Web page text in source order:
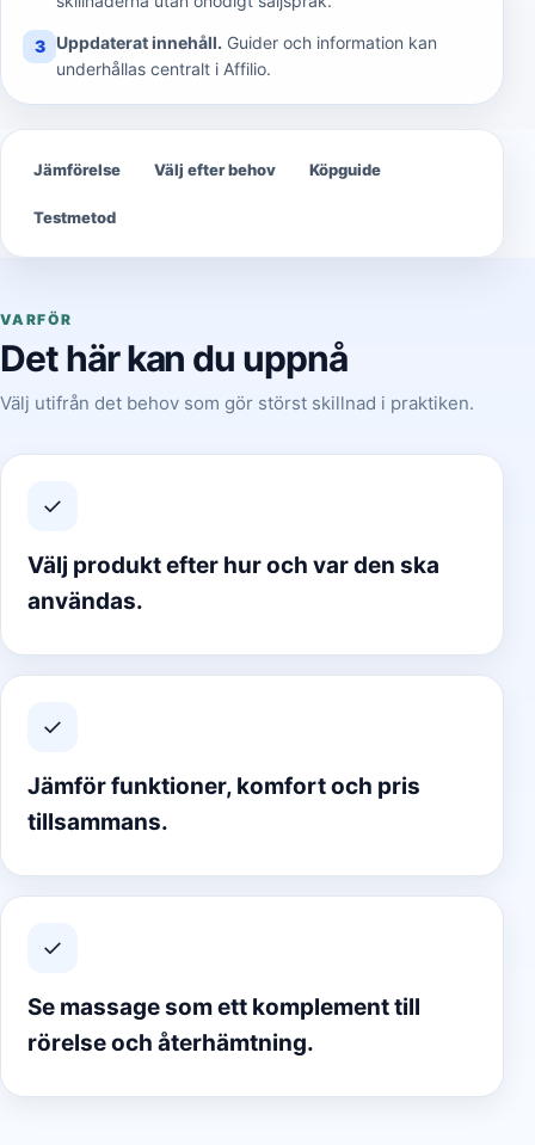
3 Uppdaterat innehåll. Guider och information kan
underhållas centralt i Affilio.
Jämförelse Välj efter behov Köpguide
Testmetod
VARFÖR
Det här kan du uppnå
Välj utifrån det behov som gör störst skillnad i praktiken.
✓
Välj produkt efter hur och var den ska
användas.
✓
Jämför funktioner, komfort och pris
tillsammans.
✓
Se massage som ett komplement till
rörelse och återhämtning.